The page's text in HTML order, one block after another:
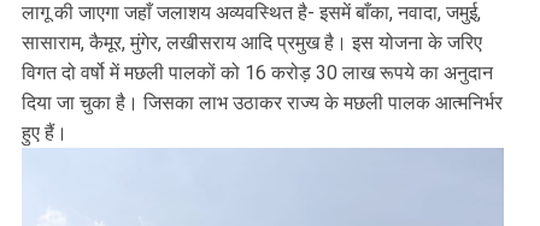
लागू की जाएगा जहाँ जलाशय अव्यवस्थित है- इसमें बाँका, नवादा, जमुई,
सासाराम, कैमूर, मुंगेर, लखीसराय आदि प्रमुख है। इस योजना के जरिए
विगत दो वर्षो में मछली पालकों को 16 करोड़ 30 लाख रूपये का अनुदान
दिया जा चुका है। जिसका लाभ उठाकर राज्य के मछली पालक आत्मनिर्भर
हुए हैं।